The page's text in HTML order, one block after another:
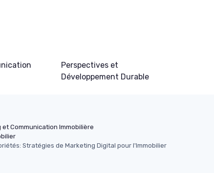
Perspectives et
Développement Durable
et Communication Immobilière
Stratégies de Marketing Digital pour l'Immobilier